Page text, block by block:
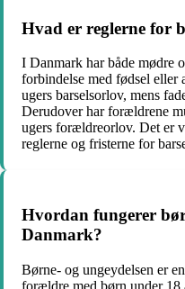
Hvad er reglerne for
I Danmark har både mødre
forbindelse med fødsel eller
ugers barselsorlov, mens
Derudover har forældrene
ugers forældreorlov. Det er
reglerne og fristerne for
Hvordan fungerer
Danmark?
Børne- og ungeydelsen er
forældre med børn under 18